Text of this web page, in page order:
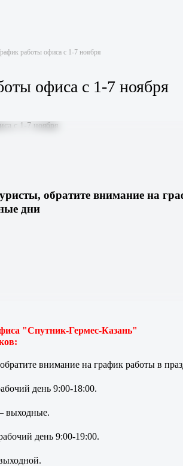
работы офиса с 1-7 ноября
офиса с 1-7 ноября
обратите внимание на
дни
"Спутник-Гермес-Казань"
внимание на график работы в
день 9:00-18:00.
выходные.
день 9:00-19:00.